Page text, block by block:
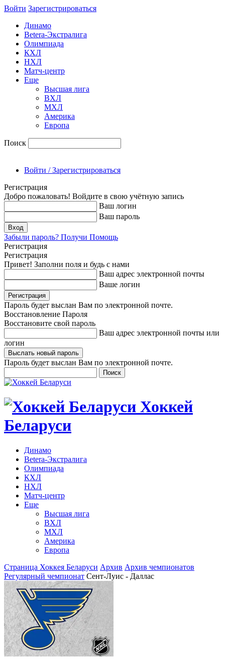
Войти Зарегиcтрироваться
Динамо
Betera-Экстралига
Олимпиада
КХЛ
НХЛ
Матч-центр
Еще
Высшая лига
ВХЛ
МХЛ
Америка
Европа
Поиск
Войти / Зарегистрироваться
Регистрация
Добро пожаловать! Войдите в свою учётную запись
Ваш логин
Ваш пароль
Забыли пароль? Получи Помощь
Регистрация
Регистрация
Привет! Заполни поля и будь с нами
Ваш адрес электронной почты
Ваше логин
Пароль будет выслан Вам по электронной почте.
Восстановление Пароля
Восстановите свой пароль
Ваш адрес электронной почты или
логин
Пароль будет выслан Вам по электронной почте.
Хоккей
Беларуси
Динамо
Betera-Экстралига
Олимпиада
КХЛ
НХЛ
Матч-центр
Еще
Высшая лига
ВХЛ
МХЛ
Америка
Европа
Страница Хоккея Беларуси Архив Архив чемпионатов
Регулярный чемпионат Сент-Луис - Даллас